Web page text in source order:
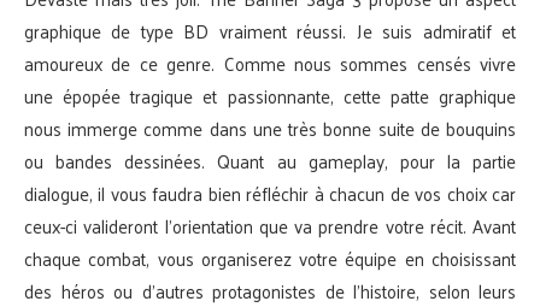
graphique de type BD vraiment réussi. Je suis admiratif et
amoureux de ce genre. Comme nous sommes censés vivre
une épopée tragique et passionnante, cette patte graphique
nous immerge comme dans une très bonne suite de bouquins
ou bandes dessinées. Quant au gameplay, pour la partie
dialogue, il vous faudra bien réfléchir à chacun de vos choix car
ceux-ci valideront l’orientation que va prendre votre récit. Avant
chaque combat, vous organiserez votre équipe en choisissant
des héros ou d’autres protagonistes de l’histoire, selon leurs